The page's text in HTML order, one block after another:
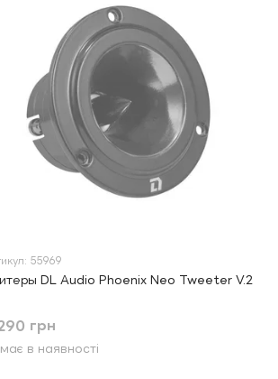
55969
DL Audio Phoenix Neo Tweeter V.2
грн
в наявності